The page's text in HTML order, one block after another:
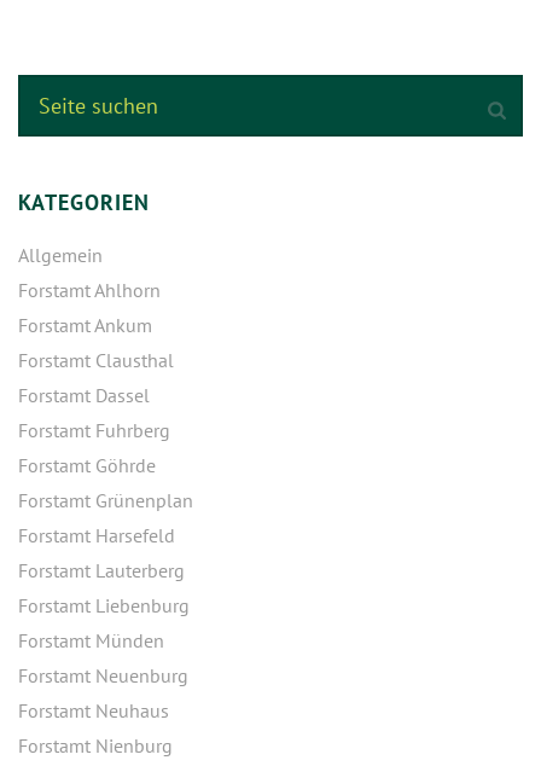
KATEGORIEN
Allgemein
Forstamt Ahlhorn
Forstamt Ankum
Forstamt Clausthal
Forstamt Dassel
Forstamt Fuhrberg
Forstamt Göhrde
Forstamt Grünenplan
Forstamt Harsefeld
Forstamt Lauterberg
Forstamt Liebenburg
Forstamt Münden
Forstamt Neuenburg
Forstamt Neuhaus
Forstamt Nienburg